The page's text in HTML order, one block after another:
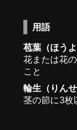
用語
苞葉（ほうよ
花または花
こと
輪生（りんせ
茎の節に3枚